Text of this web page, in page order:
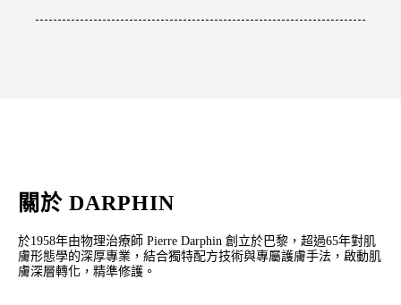
關於 DARPHIN
於1958年由物理治療師 Pierre Darphin 創立於巴黎，超過65年對肌
膚形態學的深厚專業，結合獨特配方技術與專屬護膚手法，啟動肌
膚深層轉化，精準修護。